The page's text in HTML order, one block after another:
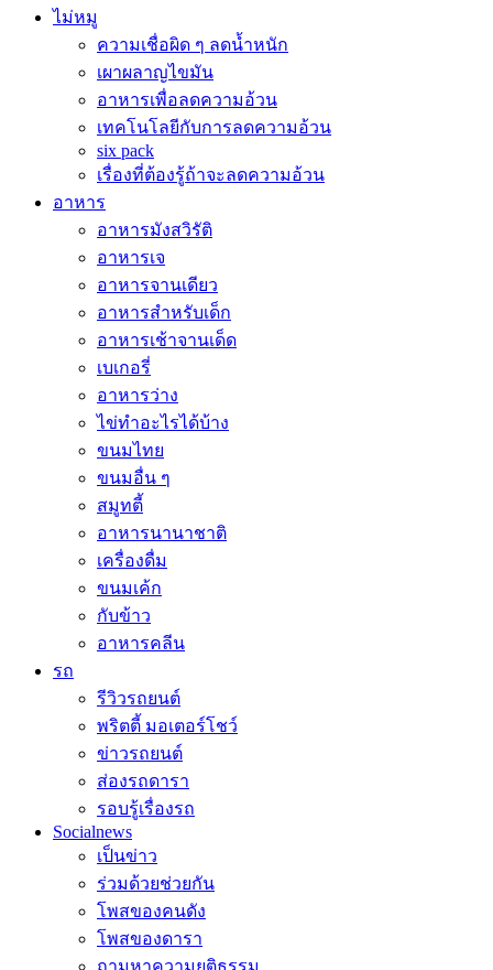
ไม่หมู
ความเชื่อผิด ๆ ลดน้ำหนัก
เผาผลาญไขมัน
อาหารเพื่อลดความอ้วน
เทคโนโลยีกับการลดความอ้วน
six pack
เรื่องที่ต้องรู้ถ้าจะลดความอ้วน
อาหาร
อาหารมังสวิรัติ
อาหารเจ
อาหารจานเดียว
อาหารสำหรับเด็ก
อาหารเช้าจานเด็ด
เบเกอรี่
อาหารว่าง
ไข่ทำอะไรได้บ้าง
ขนมไทย
ขนมอื่น ๆ
สมูทตี้
อาหารนานาชาติ
เครื่องดื่ม
ขนมเค้ก
กับข้าว
อาหารคลีน
รถ
รีวิวรถยนต์
พริตตี้ มอเตอร์โชว์
ข่าวรถยนต์
ส่องรถดารา
รอบรู้เรื่องรถ
Socialnews
เป็นข่าว
ร่วมด้วยช่วยกัน
โพสของคนดัง
โพสของดารา
ถามหาความยุติธรรม